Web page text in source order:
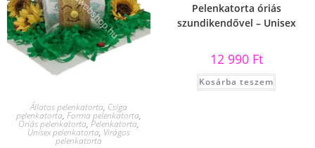
Állatos pelenkatorta, Csiga
pelenkatorta, Forma pelenkatorta,
Óriás pelenkatorta, Pelenkatorta,
Unisex pelenkatorta, Virágos
pelenkatorta
Pelenkatorta óriás
szundikendővel – Unisex
12 990 Ft
Kosárba teszem